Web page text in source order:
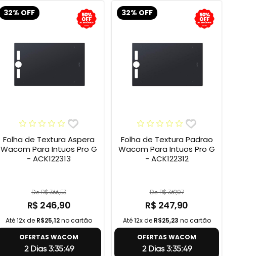
32% OFF
Folha de Textura Aspera
Wacom Para Intuos Pro G
- ACK122313
De R$ 366,53
R$ 246,90
Até 12x de R$25,12no cartão
OFERTAS WACOM
2 Dias 3:35:48
32% OFF
Folha de Textura Padrao
Wacom Para Intuos Pro G
- ACK122312
De R$ 369,07
R$ 247,90
Até 12x de R$25,23 no cartão
OFERTAS WACOM
2 Dias 3:35:48